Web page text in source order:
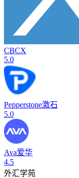
CBCX
5.0
Pepperstone激石
5.0
Ava爱华
4.5
外汇学苑